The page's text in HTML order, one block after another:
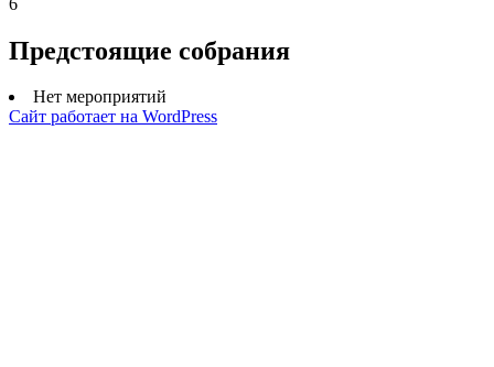
Предстоящие собрания
Нет мероприятий
Сайт работает на WordPress